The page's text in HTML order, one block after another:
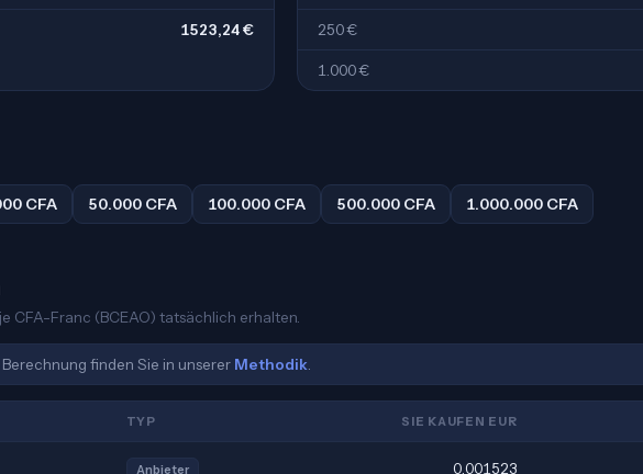
1523,24 € 250 €
1.000 €
CFA 50.000 CFA 100.000 CFA 500.000 CFA 1.000.000 CFA
CFA-Franc (BCEAO) tatsächlich erhalten.
finden Sie in unserer Methodik
TYP SIE KAUFEN EUR
Anbieter 0,001523